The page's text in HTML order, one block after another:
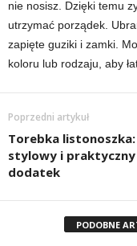
nie nosisz. Dzięki temu
utrzymać porządek.
zapięte guziki i zamki.
koloru lub rodzaju, aby
Poprzedni artykuł
Torebka listonoszka:
stylowy i praktyczny
dodatek
PODOBNE